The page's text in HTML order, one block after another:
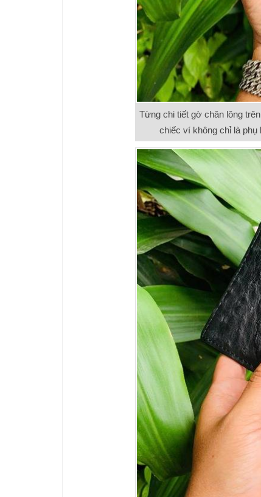
Từng chi tiết gờ chân lông
chiếc ví không chỉ là phụ